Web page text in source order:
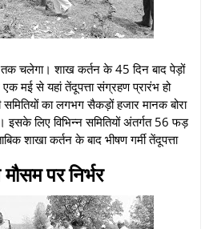
तक चलेगा। शाख कर्तन के 45 दिन बाद पेड़ों
मई से यहां तेंदूपत्ता संग्रहण प्रारंभ हो
का लगभग सैकड़ों हजार मानक बोरा
इसके लिए विभिन्न समितियों अंतर्गत 56 फड़
शाखा कर्तन के बाद भीषण गर्मी तेंदूपत्ता
पर निर्भर